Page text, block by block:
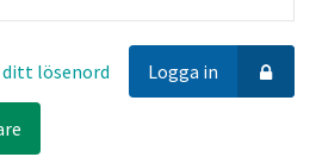
Logga in
lösenord